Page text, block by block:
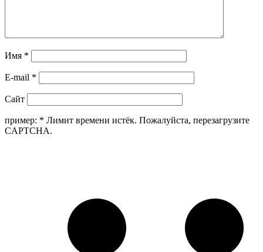
Имя *
E-mail *
Сайт
пример: * Лимит времени истёк. Пожалуйста, перезагрузите
CAPTCHA.